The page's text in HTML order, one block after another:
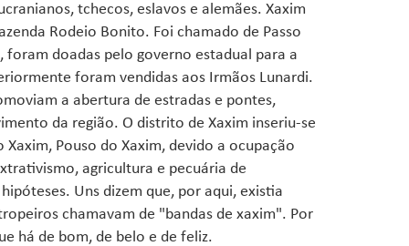
tchecos, eslavos e alemães. Xaxim
Rodeio Bonito. Foi chamado de Passo
foram doadas pelo governo estadual para a
foram vendidas aos Irmãos Lunardi.
a abertura de estradas e pontes,
da região. O distrito de Xaxim inseriu-se
Pouso do Xaxim, devido a ocupação
agricultura e pecuária de
Uns dizem que, por aqui, existia
chamavam de "bandas de xaxim". Por
há de bom, de belo e de feliz.